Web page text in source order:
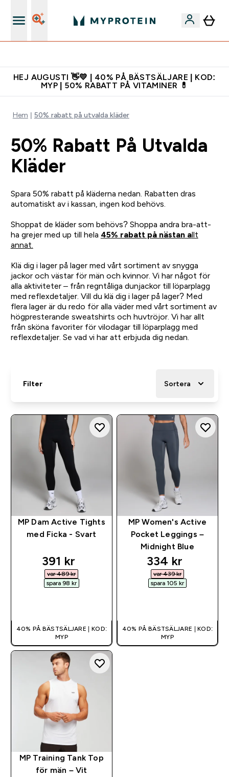
HEJ AUGUSTI 👋💛 | 40% PÅ BÄSTSÄLJARE | KOD:
MYP | 50% RABATT PÅ VITAMINER 💊
Hem 50% rabatt på utvalda kläder
50% Rabatt På Utvalda
Kläder
Spara 50% rabatt på kläderna nedan. Rabatten dras
automatiskt av i kassan, ingen kod behövs.
Shoppat de kläder som behövs? Shoppa andra bra-att-
ha grejer med up till hela 45% rabatt på nästan allt
annat.
Klä dig i lager på lager med vårt sortiment av snygga
jackor och västar för män och kvinnor. Vi har något för
alla aktiviteter – från regntåliga dunjackor till löparplagg
med reflexdetaljer. Vill du klä dig i lager på lager? Med
flera lager är du redo för alla väder med vårt sortiment av
högpresterande sweatshirts och huvtröjor. Vi har allt
från sköna favoriter för vilodagar till löparplagg med
reflexdetaljer. Se vad vi har att erbjuda dig nedan.
Filter Sortera
MP Dam Active Tights
med Ficka - Svart
discounted price
391 kr‎
var 489 kr‎
spara 98 kr‎
40% PÅ BÄSTSÄLJARE | KOD:
MYP
MP Women's Active
Pocket Leggings –
Midnight Blue
discounted
334 kr‎
var 439 kr‎
spara 105 kr‎
40% PÅ BÄSTSÄLJARE | KOD:
MYP
MP Training Tank Top
för män – Vit